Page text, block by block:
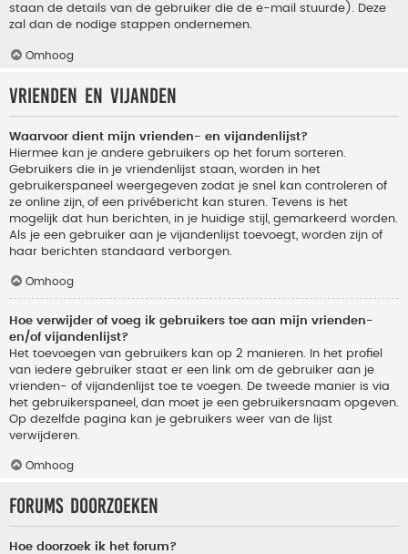
staan de details van de gebruiker die de e-mail stuurde). Deze
zal dan de nodige stappen ondernemen.
Omhoog
Vrienden en vijanden
Waarvoor dient mijn vrienden- en vijandenlijst?
Hiermee kan je andere gebruikers op het forum sorteren.
Gebruikers die in je vriendenlijst staan, worden in het
gebruikerspaneel weergegeven zodat je snel kan controleren of
ze online zijn, of een privébericht kan sturen. Tevens is het
mogelijk dat hun berichten, in je huidige stijl, gemarkeerd worden.
Als je een gebruiker aan je vijandenlijst toevoegt, worden zijn of
haar berichten standaard verborgen.
Omhoog
Hoe verwijder of voeg ik gebruikers toe aan mijn vrienden-
en/of vijandenlijst?
Het toevoegen van gebruikers kan op 2 manieren. In het profiel
van iedere gebruiker staat er een link om de gebruiker aan je
vrienden- of vijandenlijst toe te voegen. De tweede manier is via
het gebruikerspaneel, dan moet je een gebruikersnaam opgeven.
Op dezelfde pagina kan je gebruikers weer van de lijst
verwijderen.
Omhoog
Forums doorzoeken
Hoe doorzoek ik het forum?